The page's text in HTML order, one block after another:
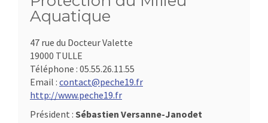
Aquatique
47 rue du Docteur Valette
19000 TULLE
Téléphone : 05.55.26.11.55
Email : contact@peche19.fr
http://www.peche19.fr
Président : Sébastien Versanne-Janodet